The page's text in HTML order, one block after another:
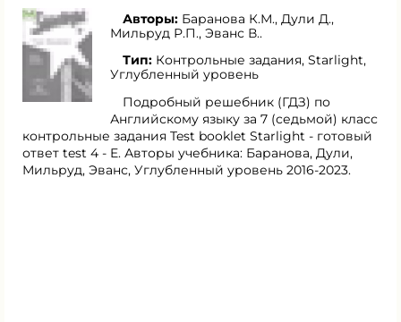
Авторы: Баранова К.М., Дули Д.,
Мильруд Р.П., Эванс В..
Тип: Контрольные задания, Starlight,
Углубленный уровень
Подробный решебник (ГДЗ) по
Английскому языку за 7 (седьмой) класс
контрольные задания Test booklet Starlight - готовый
ответ test 4 - E. Авторы учебника: Баранова, Дули,
Мильруд, Эванс, Углубленный уровень 2016-2023.